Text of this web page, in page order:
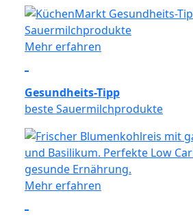
Mehr erfahren
Gesundheits-Tipp
beste Sauermilchprodukte
Mehr erfahren